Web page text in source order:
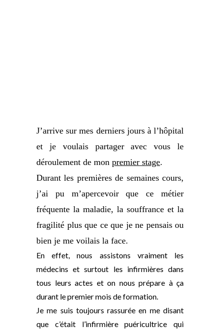
J’arrive sur mes derniers jours à l’hôpital
et je voulais partager avec vous le
déroulement de mon premier stage.
Durant les premières de semaines cours,
j’ai pu m’apercevoir que ce métier
fréquente la maladie, la souffrance et la
fragilité plus que ce que je ne pensais ou
bien je me voilais la face.
En effet, nous assistons vraiment les
médecins et surtout les infirmières dans
tous leurs actes et on nous prépare à ça
durant le premier mois de formation.
Je me suis toujours rassurée en me disant
que c’était l’infirmière puéricultrice qui